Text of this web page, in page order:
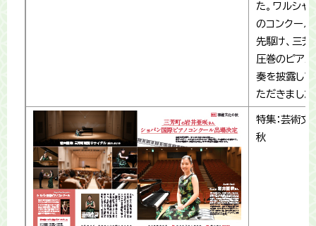
た。ワルシャ
のコンクール
先駆け、三芳
圧巻のピアノ
奏を披露して
ただきました
特集：芸術文
秋